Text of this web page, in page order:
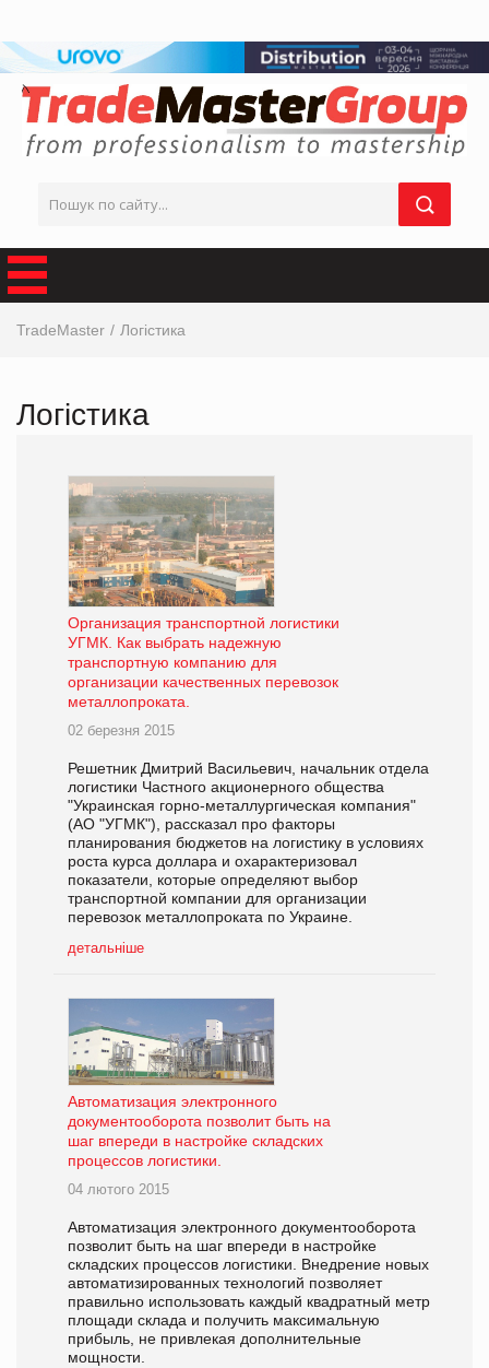
TradeMaster Логістика
Логістика
Организация транспортной логистики
УГМК. Как выбрать надежную
транспортную компанию для
организации качественных перевозок
металлопроката.
02 березня 2015
Решетник Дмитрий Васильевич, начальник отдела
логистики Частного акционерного общества
"Украинская горно-металлургическая компания"
(АО "УГМК"), рассказал про факторы
планирования бюджетов на логистику в условиях
роста курса доллара и охарактеризовал
показатели, которые определяют выбор
транспортной компании для организации
перевозок металлопроката по Украине.
детальніше
Автоматизация электронного
документооборота позволит быть на
шаг впереди в настройке складских
процессов логистики.
04 лютого 2015
Автоматизация электронного документооборота
позволит быть на шаг впереди в настройке
складских процессов логистики. Внедрение новых
автоматизированных технологий позволяет
правильно использовать каждый квадратный метр
площади склада и получить максимальную
прибыль, не привлекая дополнительные
мощности.